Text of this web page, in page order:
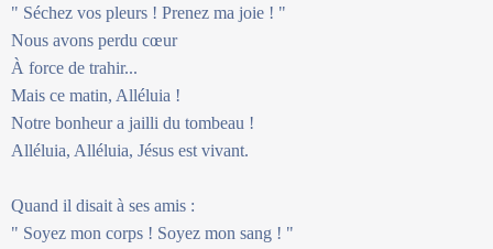
" Séchez vos pleurs ! Prenez ma joie ! "
Nous avons perdu cœur
À force de trahir...
Mais ce matin, Alléluia !
Notre bonheur a jailli du tombeau !
Alléluia, Alléluia, Jésus est vivant.
Quand il disait à ses amis :
" Soyez mon corps ! Soyez mon sang ! "